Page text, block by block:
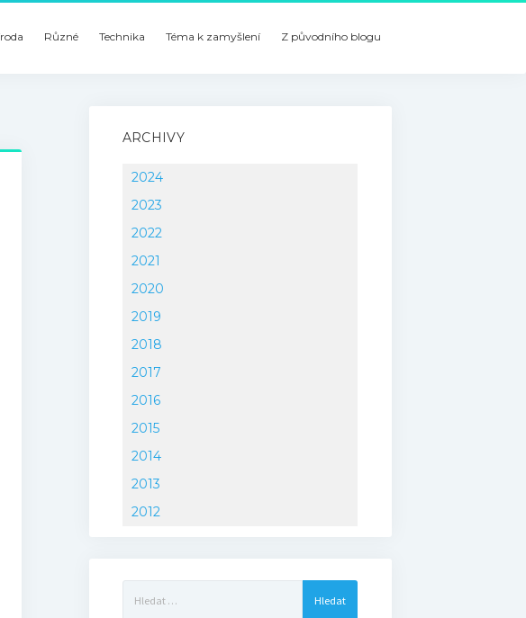
Různé Technika Téma k zamyšlení Z původního blogu
ARCHIVY
2024
2023
2022
2021
2020
2019
2018
2017
2016
2015
2014
2013
2012